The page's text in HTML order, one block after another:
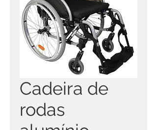
Cadeira de
rodas